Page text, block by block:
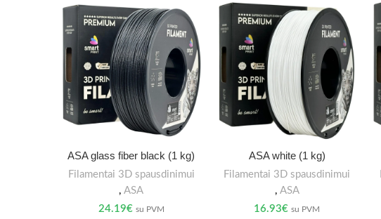
ASA glass fiber black (1 kg)
Filamentai 3D spausdinimui
,ASA
24.19€ su PVM
ASA white (1 kg)
Filamentai 3D spausdinimui
, ASA
16.93€ su PVM